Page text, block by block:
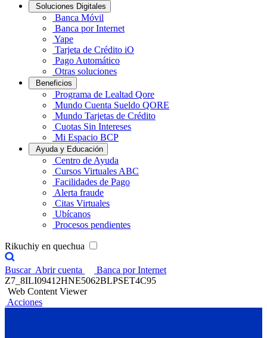
Soluciones Digitales
Banca Móvil
Banca por Internet
Yape
Tarjeta de Crédito iO
Pago Automático
Otras soluciones
Beneficios
Programa de Lealtad Qore
Mundo Cuenta Sueldo QORE
Mundo Tarjetas de Crédito
Cuotas Sin Intereses
Mi Espacio BCP
Ayuda y Educación
Centro de Ayuda
Cursos Virtuales ABC
Facilidades de Pago
Alerta fraude
Citas Virtuales
Ubícanos
Procesos pendientes
Rikuchiy en quechua
Buscar Abrir cuenta
Banca por Internet
Z7_8ILI09412HNE5062BLPSET4C95
Web Content Viewer
Acciones